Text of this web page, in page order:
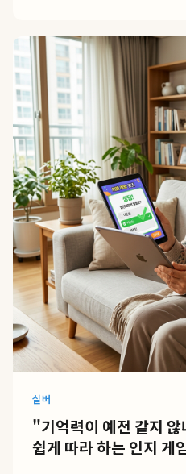
실버
"기억력이 예전 같지
쉽게 따라 하는 인지 게